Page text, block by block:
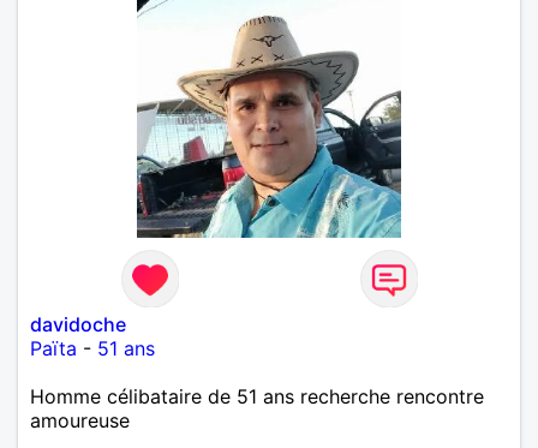
davidoche
Païta - 51 ans
Homme célibataire de 51 ans recherche rencontre
amoureuse